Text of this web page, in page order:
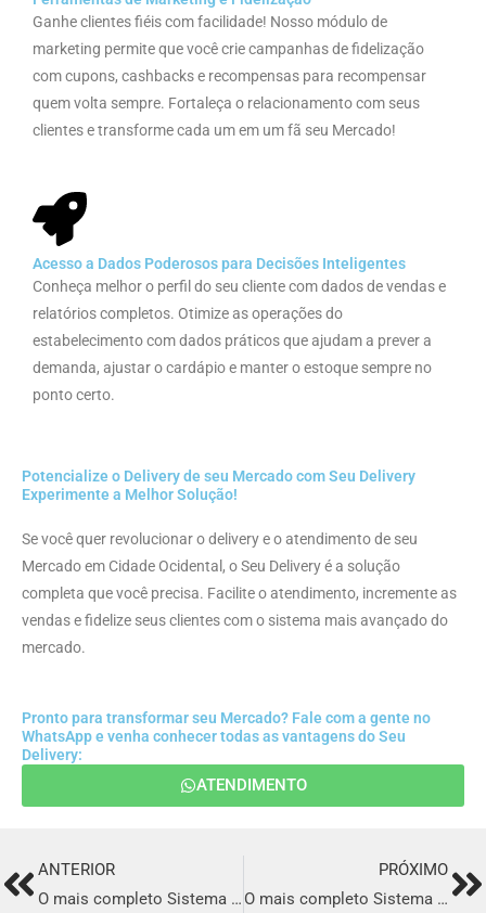
Ganhe clientes fiéis com facilidade! Nosso módulo de
marketing permite que você crie campanhas de fidelização
com cupons, cashbacks e recompensas para recompensar
quem volta sempre. Fortaleça o relacionamento com seus
clientes e transforme cada um em um fã seu Mercado!
Acesso a Dados Poderosos para Decisões Inteligentes
Conheça melhor o perfil do seu cliente com dados de vendas e
relatórios completos. Otimize as operações do
estabelecimento com dados práticos que ajudam a prever a
demanda, ajustar o cardápio e manter o estoque sempre no
ponto certo.
Potencialize o Delivery de seu Mercado com Seu Delivery
Experimente a Melhor Solução!
Se você quer revolucionar o delivery e o atendimento de seu
Mercado em Cidade Ocidental, o Seu Delivery é a solução
completa que você precisa. Facilite o atendimento, incremente as
vendas e fidelize seus clientes com o sistema mais avançado do
mercado.
Pronto para transformar seu Mercado? Fale com a gente no
WhatsApp e venha conhecer todas as vantagens do Seu
Delivery:
ATENDIMENTO
PrevANTERIOR
O mais completo Sistema para Delivery em Santana do Araguaia
PRÓXIMO
O mais completo Sistema para Delivery em Tauá